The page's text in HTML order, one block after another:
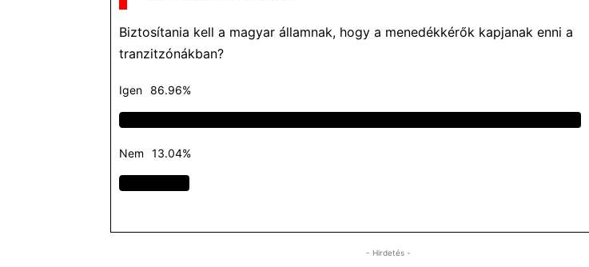
Biztosítania kell a magyar államnak, hogy a menedékkérők kapjanak enni a
tranzitzónákban?
Igen 86.96%
Nem 13.04%
- Hirdetés -